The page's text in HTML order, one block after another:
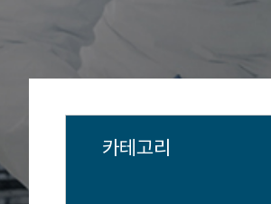
카테고리